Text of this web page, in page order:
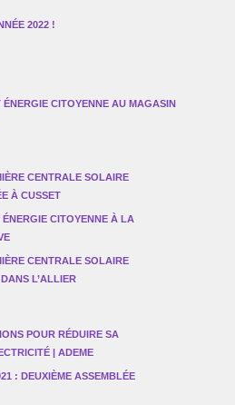
2022 !
ÉNERGIE CITOYENNE AU MAGASIN
CENTRALE SOLAIRE
À CUSSET
CITOYENNE À LA
CENTRALE SOLAIRE
L’ALLIER
POUR RÉDUIRE SA
| ADEME
: DEUXIÈME ASSEMBLÉE